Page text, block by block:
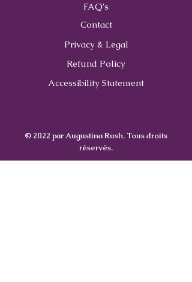
FAQ's
Contact
Privacy & Legal
Refund Policy
Accessibility Statement
© 2022 par Augustina Rush. Tous droits
réservés.